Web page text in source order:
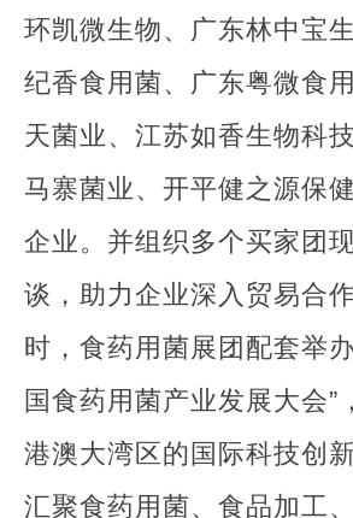
环凯微生物、广东林中宝
纪香食用菌、广东粤微食
天菌业、江苏如香生物科
马寨菌业、开平健之源保
企业。并组织多个买家团
谈，助力企业深入贸易合
时，食药用菌展团配套举
国食药用菌产业发展大会”
港澳大湾区的国际科技创
汇聚食药用菌、食品加工